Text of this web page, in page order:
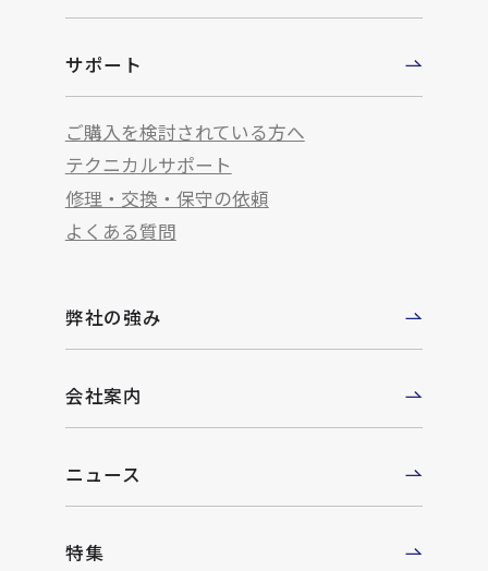
サポート
ご購入を検討されている方へ
テクニカルサポート
修理・交換・保守の依頼
よくある質問
弊社の強み
会社案内
ニュース
特集